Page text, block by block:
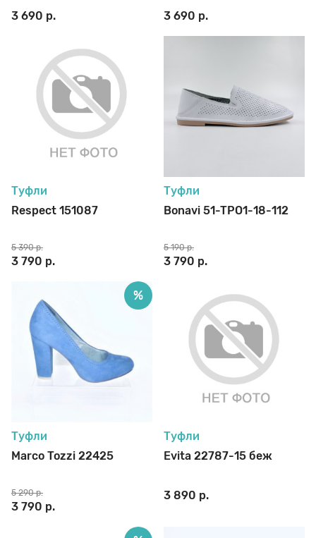
3 690 р. 3 690 р.
Туфли
Respect 151087
3 790 р.
5 390 р.
Туфли
Bonavi 51-TРO1-18-112
3 790 р.
5 190 р.
%
Туфли
Marco Tozzi 22425
3 790 р.
5 290 р.
Туфли
Evita 22787-15 беж
3 890 р.